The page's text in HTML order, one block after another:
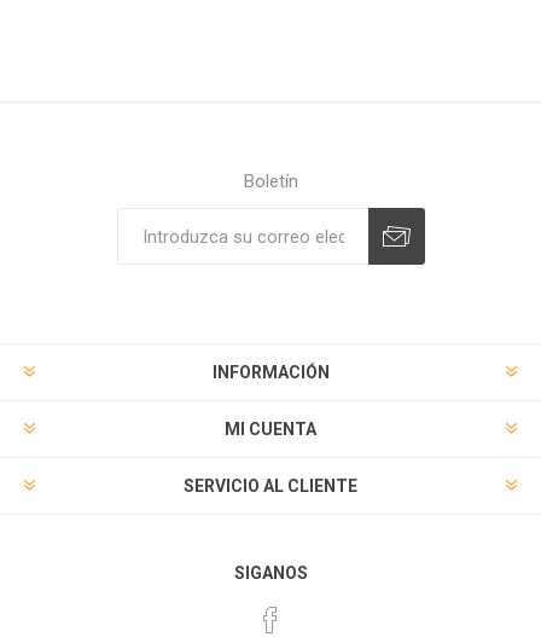
Boletín
INFORMACIÓN
MI CUENTA
SERVICIO AL CLIENTE
SIGANOS